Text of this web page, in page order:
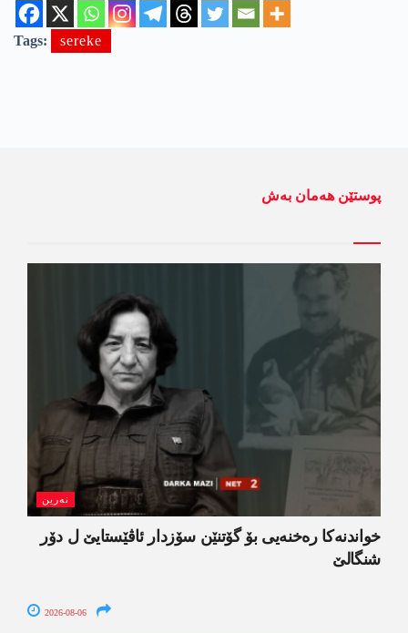
Tags: sereke
پوستێن ھەمان بەش
نەرین
خواندنه‌كا رەخنەیی بۆ گۆتنێن سۆزدار ئاڤێستایێ ل دۆر
شنگالێ
2026-08-06